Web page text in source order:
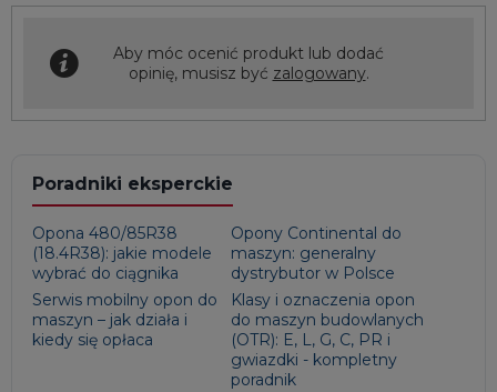
Aby móc ocenić produkt lub dodać
opinię, musisz być zalogowany.
Poradniki eksperckie
Opona 480/85R38
(18.4R38): jakie modele
wybrać do ciągnika
Opony Continental do
maszyn: generalny
dystrybutor w Polsce
Serwis mobilny opon do
maszyn – jak działa i
kiedy się opłaca
Klasy i oznaczenia opon
do maszyn budowlanych
(OTR): E, L, G, C, PR i
gwiazdki - kompletny
poradnik